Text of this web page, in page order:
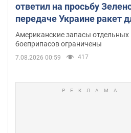
ответил на просьбу
передаче Украине ракет
Patriot
Американские запасы отдельных
боеприпасов ограничены
7.08.2026 00:59 417